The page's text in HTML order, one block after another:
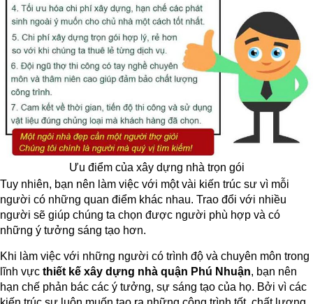
Ưu điểm của xây dựng nhà trọn gói
Tuy nhiên, bạn nên làm việc với một vài kiến trúc sư vì mỗi
người có những quan điểm khác nhau. Trao đổi với nhiều
người sẽ giúp chúng ta chọn được người phù hợp và có
những ý tưởng sáng tạo hơn.
Khi làm việc với những người có trình độ và chuyên môn trong
lĩnh vực thiết kế xây dựng nhà quận Phú Nhuận, bạn nên
hạn chế phản bác các ý tưởng, sự sáng tạo của họ. Bởi vì các